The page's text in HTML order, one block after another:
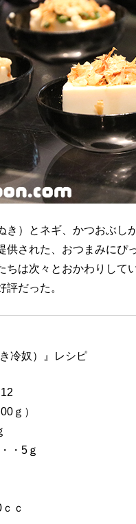
き）とネギ、かつおぶし
供された、おつまみにぴ
ちは次々とおかわりして
だった。
冷奴）』レシピ
ｇ）
・5ｇ
ｃ